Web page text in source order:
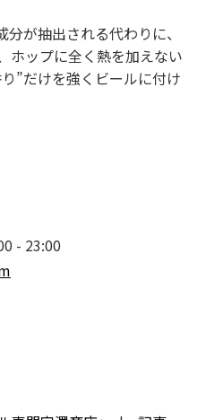
が抽出される代わりに、
ホップに全く熱を加えない
”だけを強くビールに付け
- 23:00